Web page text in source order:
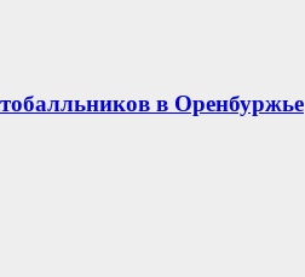
в Оренбуржье